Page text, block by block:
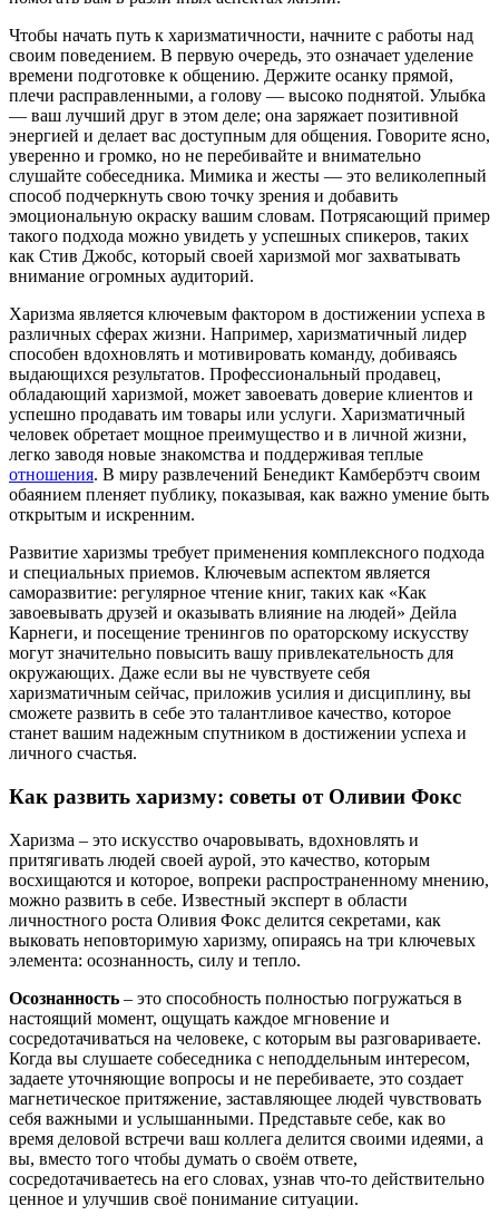
Чтобы начать путь к харизматичности, начните с работы над
своим поведением. В первую очередь, это означает уделение
времени подготовке к общению. Держите осанку прямой,
плечи расправленными, а голову — высоко поднятой. Улыбка
— ваш лучший друг в этом деле; она заряжает позитивной
энергией и делает вас доступным для общения. Говорите ясно,
уверенно и громко, но не перебивайте и внимательно
слушайте собеседника. Мимика и жесты — это великолепный
способ подчеркнуть свою точку зрения и добавить
эмоциональную окраску вашим словам. Потрясающий пример
такого подхода можно увидеть у успешных спикеров, таких
как Стив Джобс, который своей харизмой мог захватывать
внимание огромных аудиторий.
Харизма является ключевым фактором в достижении успеха в
различных сферах жизни. Например, харизматичный лидер
способен вдохновлять и мотивировать команду, добиваясь
выдающихся результатов. Профессиональный продавец,
обладающий харизмой, может завоевать доверие клиентов и
успешно продавать им товары или услуги. Харизматичный
человек обретает мощное преимущество и в личной жизни,
легко заводя новые знакомства и поддерживая теплые
отношения. В миру развлечений Бенедикт Камбербэтч своим
обаянием пленяет публику, показывая, как важно умение быть
открытым и искренним.
Развитие харизмы требует применения комплексного подхода
и специальных приемов. Ключевым аспектом является
саморазвитие: регулярное чтение книг, таких как «Как
завоевывать друзей и оказывать влияние на людей» Дейла
Карнеги, и посещение тренингов по ораторскому искусству
могут значительно повысить вашу привлекательность для
окружающих. Даже если вы не чувствуете себя
харизматичным сейчас, приложив усилия и дисциплину, вы
сможете развить в себе это талантливое качество, которое
станет вашим надежным спутником в достижении успеха и
личного счастья.
Как развить харизму: советы от Оливии Фокс
Харизма – это искусство очаровывать, вдохновлять и
притягивать людей своей аурой, это качество, которым
восхищаются и которое, вопреки распространенному мнению,
можно развить в себе. Известный эксперт в области
личностного роста Оливия Фокс делится секретами, как
выковать неповторимую харизму, опираясь на три ключевых
элемента: осознанность, силу и тепло.
Осознанность – это способность полностью погружаться в
настоящий момент, ощущать каждое мгновение и
сосредотачиваться на человеке, с которым вы разговариваете.
Когда вы слушаете собеседника с неподдельным интересом,
задаете уточняющие вопросы и не перебиваете, это создает
магнетическое притяжение, заставляющее людей чувствовать
себя важными и услышанными. Представьте себе, как во
время деловой встречи ваш коллега делится своими идеями, а
вы, вместо того чтобы думать о своём ответе,
сосредотачиваетесь на его словах, узнав что-то действительно
ценное и улучшив своё понимание ситуации.